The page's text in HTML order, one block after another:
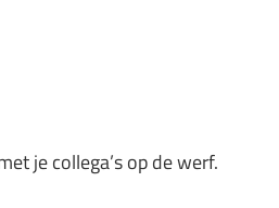
je collega’s op de werf.